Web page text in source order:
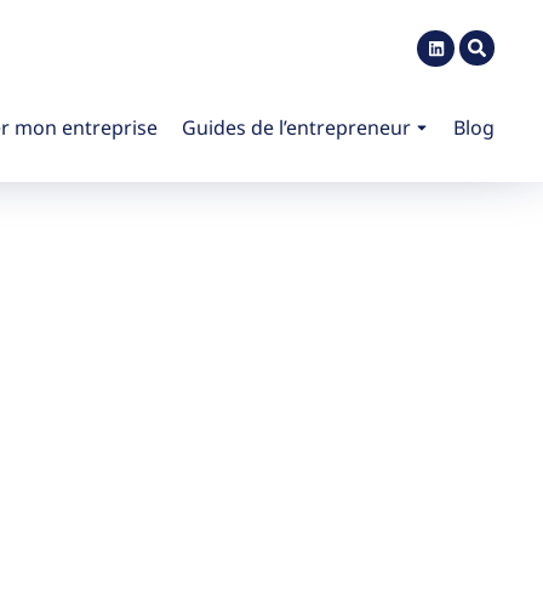
mon entreprise Guides de l’entrepreneur Blog